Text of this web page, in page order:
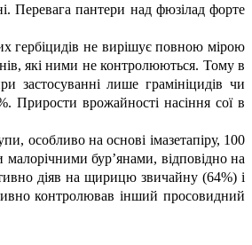
Перевага пантери над фюзілад форте
гербіцидів не вирішує повною мірою
які ними не контролюються. Тому в
застосуванні лише грамініцидів чи
Прирости врожайності насіння сої в
особливо на основі імазетапіру, 100
бур’янами, відповідно на
діяв на щирицю звичайну (64%) і
контролював інший просовидний